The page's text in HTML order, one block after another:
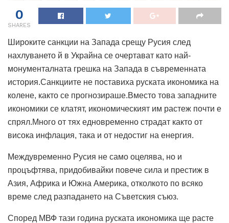
0
SHARES
Широките санкции на Запада срещу Русия след
нахлуването й в Украйна се очертават като най-
монументалната грешка на Запада в съвременната
история.Санкциите не поставиха руската икономика на
колене, както се прогнозираше.Вместо това западните
икономики се клатят, икономическият им растеж почти е
спрял.Много от тях едновременно страдат както от
висока инфлация, така и от недостиг на енергия.
Междувременно Русия не само оцелява, но и
процъфтява, придобивайки повече сила и престиж в
Азия, Африка и Южна Америка, отколкото по всяко
време след разпадането на Съветския съюз.
Според МВФ тази година руската икономика ще расте